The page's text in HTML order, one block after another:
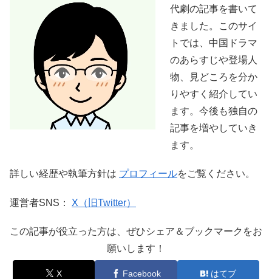
代劇の記事を書いて
きました。このサイ
トでは、中国ドラマ
のあらすじや登場人
物、見どころを分か
りやすく紹介してい
ます。今後も独自の
記事を増やしていき
ます。
詳しい経歴や執筆方針は プロフィールをご覧ください。
運営者SNS： X（旧Twitter）
この記事が役立った方は、ぜひシェア＆ブックマークをお
願いします！
X Facebook はてブ